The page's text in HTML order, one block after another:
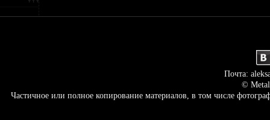
Почта:
©
Частичное или полное копирование материалов, в том числе